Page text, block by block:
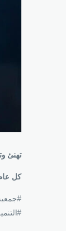
تهنئ
كل